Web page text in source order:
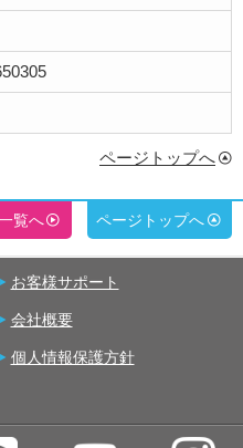
ページトップへ
覧へ ページトップへ
お客様サポート
会社概要
個人情報保護方針